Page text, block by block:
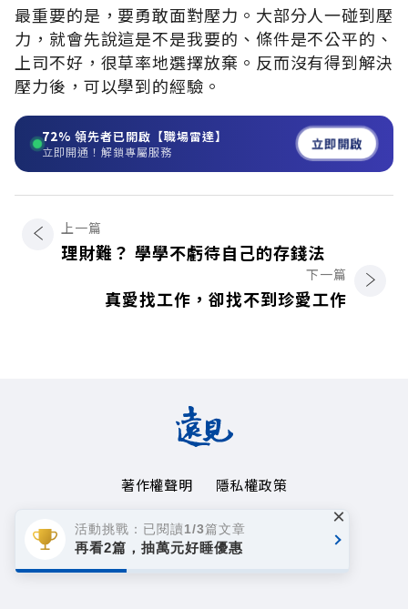
最重要的是，要勇敢面對壓力。大部分人一碰到壓
力，就會先說這是不是我要的、條件是不公平的、
上司不好，很草率地選擇放棄。反而沒有得到解決
壓力後，可以學到的經驗。
72% 領先者已開啟【職場雷達】
立即開通！解鎖專屬服務 立即開啟
上一篇
理財難？ 學學不虧待自己的存錢法
下一篇
真愛找工作，卻找不到珍愛工作
著作權聲明
隱私權政策
Copyright© 1999~2026
遠見天下文化事業群. All rights reserved.
活動挑戰：已閱讀1/3篇文章
再看2篇，抽萬元好睡優惠
×